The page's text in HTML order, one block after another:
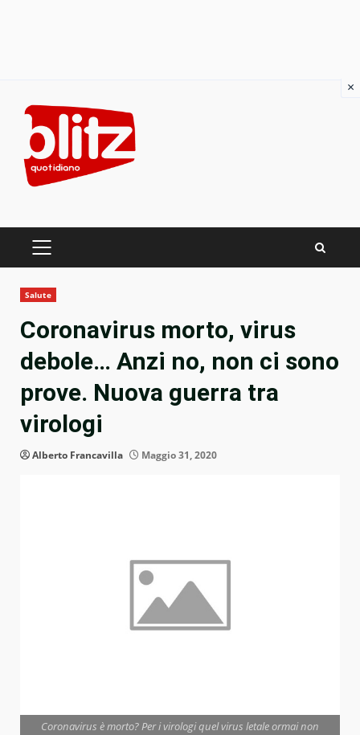
content
PRIMARY
Salute
Coronavirus morto, virus
debole… Anzi no, non ci sono
prove. Nuova guerra tra
virologi
Alberto Francavilla Maggio 31, 2020
Coronavirus è morto? Per i virologi quel virus letale ormai non
×